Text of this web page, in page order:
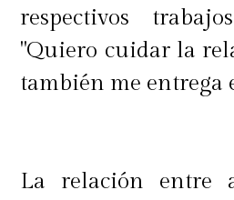
respectivos
"Quiero cuidar la
también me entrega
La relación entre